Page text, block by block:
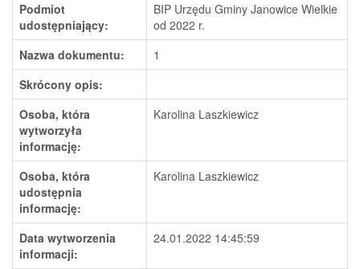
Podmiot
udostępniający:
BIP Urzędu Gminy Janowice Wielkie
od 2022 r.
Nazwa dokumentu:
1
Skrócony opis:
Osoba, która
wytworzyła
informację:
Karolina Laszkiewicz
Osoba, która
udostępnia
informację:
Karolina Laszkiewicz
Data wytworzenia
informacji:
24.01.2022 14:45:59